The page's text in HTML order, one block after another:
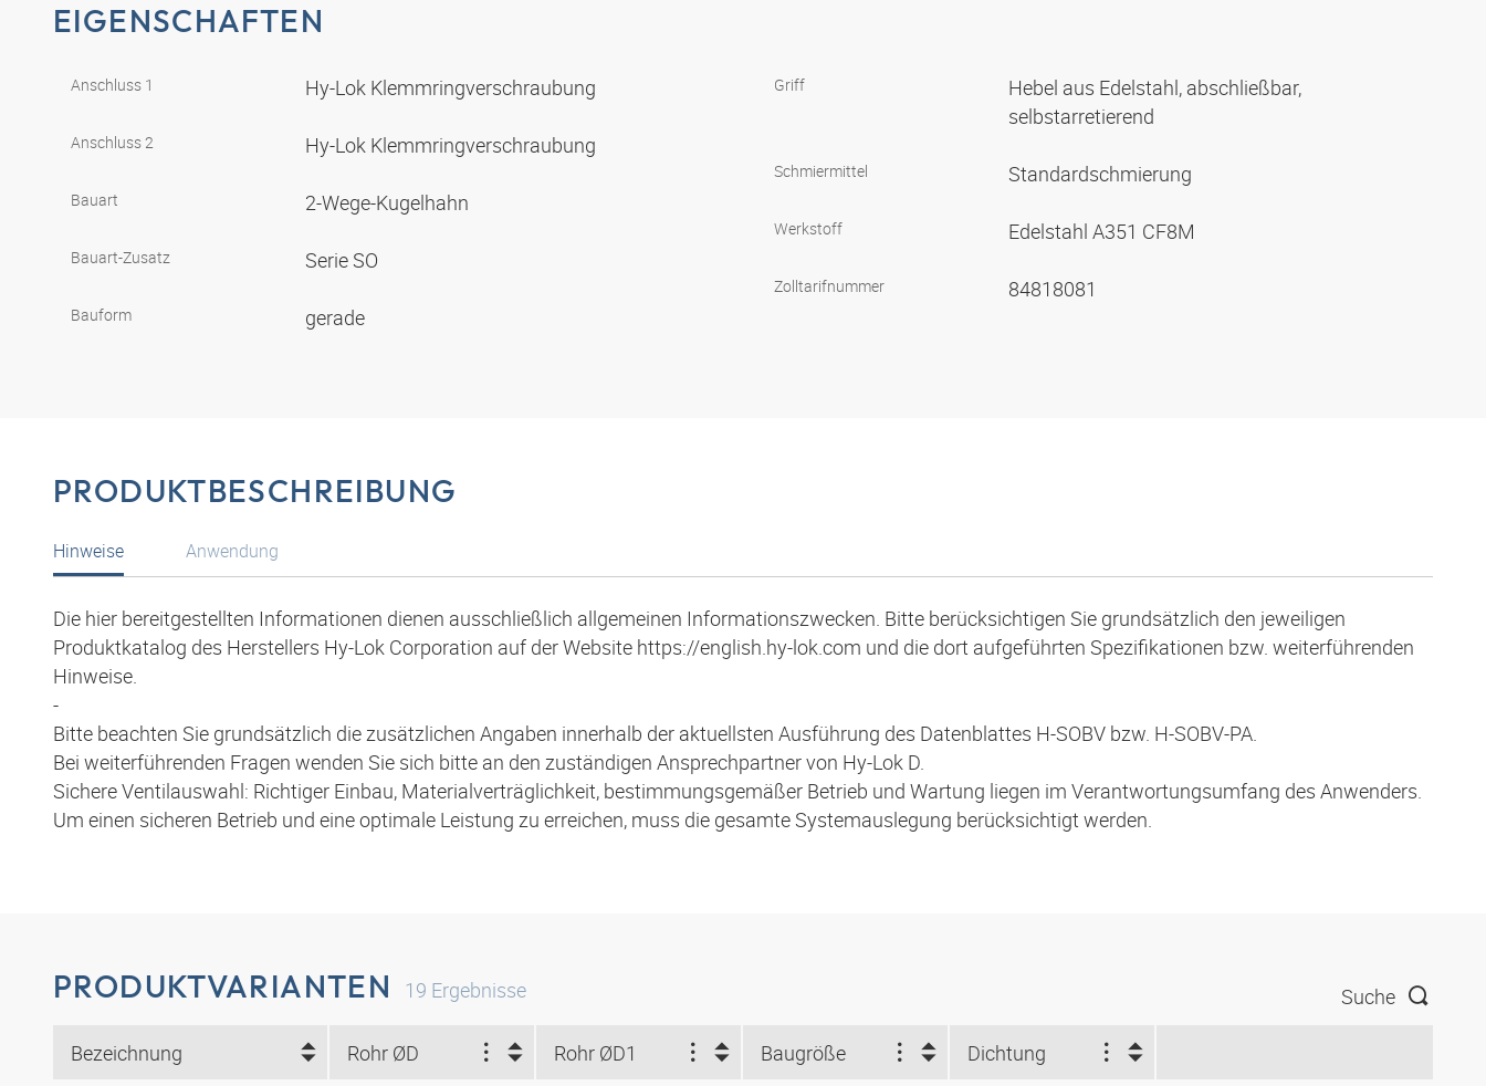
EIGENSCHAFTEN
Anschluss 1 Hy-Lok Klemmringverschraubung
Anschluss 2 Hy-Lok Klemmringverschraubung
Bauart 2-Wege-Kugelhahn
Bauart-Zusatz Serie SO
Bauform gerade
Griff
Hebel aus Edelstahl, abschließbar,
selbstarretierend
Schmiermittel Standardschmierung
Werkstoff Edelstahl A351 CF8M
Zolltarifnummer 84818081
PRODUKTBESCHREIBUNG
Hinweise
Die hier bereitgestellten Informationen dienen ausschließlich allgemeinen Informationszwecken. Bitte berücksichtigen Sie grundsätzlich den jeweiligen
Produktkatalog des Herstellers Hy-Lok Corporation auf der Website https://english.hy-lok.com und die dort aufgeführten Spezifikationen bzw. weiterführenden
Hinweise.
-
Bitte beachten Sie grundsätzlich die zusätzlichen Angaben innerhalb der aktuellsten Ausführung des Datenblattes H-SOBV bzw. H-SOBV-PA.
Bei weiterführenden Fragen wenden Sie sich bitte an den zuständigen Ansprechpartner von Hy-Lok D.
Sichere Ventilauswahl: Richtiger Einbau, Materialverträglichkeit, bestimmungsgemäßer Betrieb und Wartung liegen im Verantwortungsumfang des Anwenders.
Um einen sicheren Betrieb und eine optimale Leistung zu erreichen, muss die gesamte Systemauslegung berücksichtigt werden.
Anwendung
PRODUKTVARIANTEN 19 Ergebnisse Suche
Bezeichnung Rohr ØD Rohr ØD1 Baugröße Dichtung